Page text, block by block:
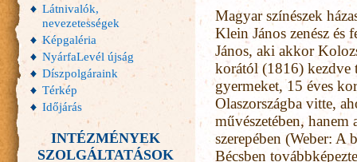
Magyar színészek
Klein János zenész és
János, aki akkor
korától (1816) kezdve
gyermeket, 15 éves
Olaszországba vitte,
művészetében,
szerepében (Weber: A
Bécsben
Látnivalók,
nevezetességek
Képgaléria
NyárfaLevél újság
Díszpolgáraink
Térkép
Időjárás
INTÉZMÉNYEK
SZOLGÁLTATÁSOK